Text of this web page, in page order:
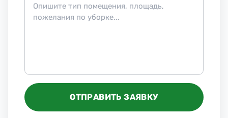
ОТПРАВИТЬ ЗАЯВКУ